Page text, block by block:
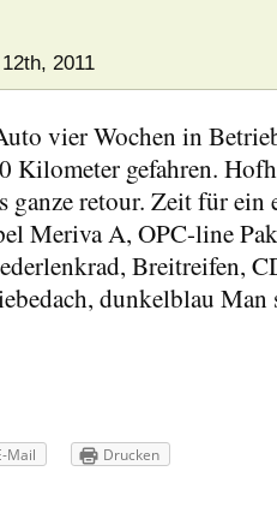
2011
vier Wochen in
Kilometer gefahren.
ganze retour. Zeit für ein
Meriva A, OPC-line
Breitreifen,
dunkelblau Man
Mail Drucken